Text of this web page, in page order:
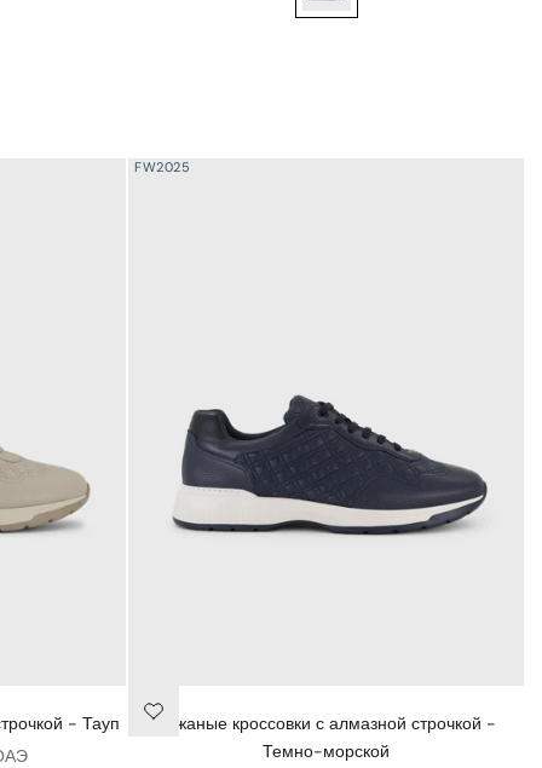
- Тауп
FW2025
Кожаные кроссовки с алмазной строчкой -
Темно-морской